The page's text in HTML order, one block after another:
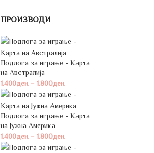
ПРОИЗВОДИ
Подлога за играње - Карта
на Австралија
1.400ден –1.800ден
Подлога за играње - Карта
на Јужна Америка
1.400ден –1.800ден